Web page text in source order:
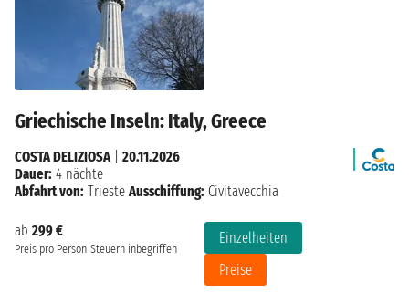
Griechische Inseln: Italy, Greece
ab 299 €
Preis pro Person Steuern inbegriffen
Einzelheiten
Preise
COSTA DELIZIOSA| 20.11.2026
Dauer: 4 nächte
Abfahrt von: Trieste Ausschiffung: Civitavecchia